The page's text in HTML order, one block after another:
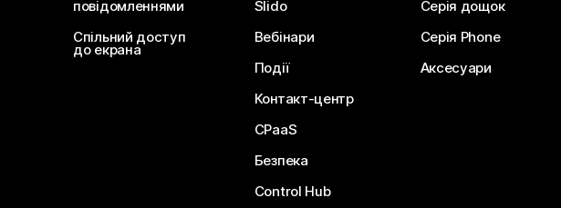
повідомленнями
Спільний доступ
до екрана
Slido
Вебінари
Події
Контакт-центр
CPaaS
Безпека
Control Hub
Серія дощок
Серія Phone
Аксесуари